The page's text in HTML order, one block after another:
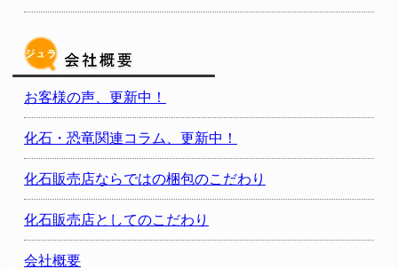
お客様の声、更新中！
化石・恐竜関連コラム、更新中！
化石販売店ならではの梱包のこだわり
化石販売店としてのこだわり
会社概要